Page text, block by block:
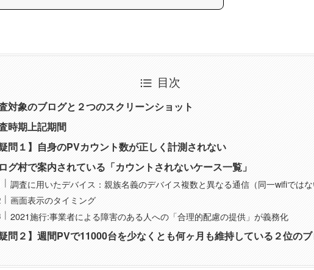
目次
対象のブログと２つのスクリーンショット
時期上記期間
疑問１】自身のPVカウント数が正しく計測されない
グ村で案内されている「カウントされないケース一覧」
調査に用いたデバイス：親族名義のデバイス複数と異なる通信（同一wifiでは
画面表示のタイミング
2021施行:事業者による障害のある人への「合理的配慮の提供」が義務化
疑問２】週間PVで11000台を少なくとも何ヶ月も維持している２位の